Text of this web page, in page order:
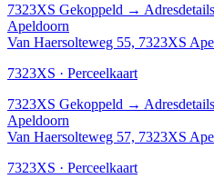
7323XS Gekoppeld →
Apeldoorn
Van Haersolteweg 55, 7323XS
7323XS · Perceelkaart
7323XS Gekoppeld →
Apeldoorn
Van Haersolteweg 57, 7323XS
7323XS · Perceelkaart